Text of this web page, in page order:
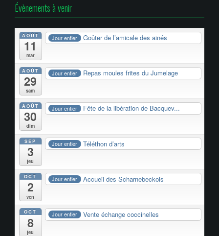
Évènements à venir
AOÛT
11
mar
Jour entier Goûter de l’amicale des ainés
AOÛT
29
sam
Jour entier Repas moules frites du Jumelage
AOÛT
30
dim
Jour entier Fête de la libération de Bacquev...
SEP
3
jeu
Jour entier Téléthon d’arts
OCT
2
ven
Jour entier Accueil des Scharnebeckois
OCT
8
jeu
Jour entier Vente échange coccinelles